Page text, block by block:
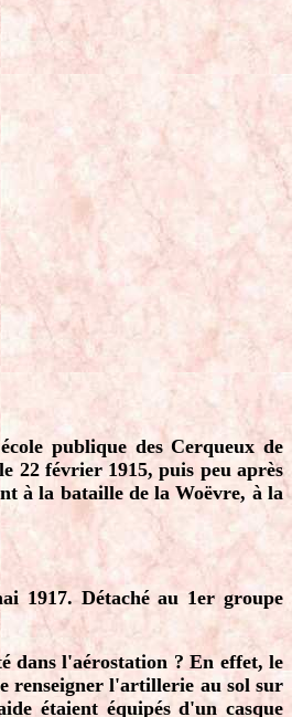
publique des Cerqueux de
22 février 1915, puis peu après
à la bataille de la Woëvre, à la
1917. Détaché au 1er groupe
dans l'aérostation ? En effet, le
renseigner l'artillerie au sol sur
étaient équipés d'un casque